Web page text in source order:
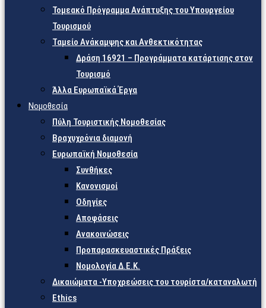
Τομεακό Πρόγραμμα Ανάπτυξης του Υπουργείου
Τουρισμού
Ταμείο Ανάκαμψης και Ανθεκτικότητας
Δράση 16921 – Προγράμματα κατάρτισης στον
Τουρισμό
Άλλα Ευρωπαϊκά Έργα
Νομοθεσία
Πύλη Τουριστικής Νομοθεσίας
Βραχυχρόνια διαμονή
Ευρωπαϊκή Νομοθεσία
Συνθήκες
Κανονισμοί
Οδηγίες
Αποφάσεις
Ανακοινώσεις
Προπαρασκευαστικές Πράξεις
Νομολογία Δ.Ε.Κ.
Δικαιώματα -Υποχρεώσεις του τουρίστα/καταναλωτή
Ethics